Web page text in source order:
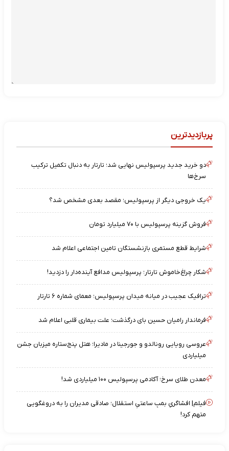
پربازدیدترین
دو خرید جدید پرسپولیس نهایی شد؛ تارتار به دنبال تکمیل ترکیب
سرخ‌ها
یک خروجی دیگر از پرسپولیس؛ مقصد بعدی مشخص شد؟
فروش گزینه پرسپولیس با ۷۰ میلیارد تومان
شرایط قطع مستمری بازنشستگان تامین اجتماعی اعلام شد
شکار چراغ‌خاموش تارتار؛ پرسپولیس مدافع آینده‌دار را دزدید!
ترافیک عجیب در میانه میدان پرسپولیس؛ معمای شماره ۶ تارتار
فرماندار رامیان حسین بای درگذشت؛ علت بیماری قلبی اعلام شد
عروسی رویایی رونالدو و جورجینا در مادیرا؛ هتل پنج‌ستاره میزبان جشن
میلیاردی
معدن طلای سرخ؛ آکادمی پرسپولیس ۱۰۰ میلیاردی شد!
فیلم| افشاگریِ بمبِ ساعتیِ استقلال؛ صادقی مدیران را به دروغگویی
متهم کرد!